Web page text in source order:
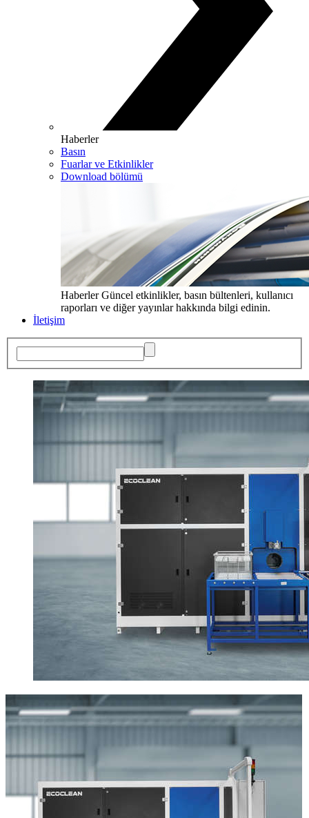
Haberler
Basın
Fuarlar ve Etkinlikler
Download bölümü
HaberlerGüncel etkinlikler, basın bültenleri, kullanıcı
raporları ve diğer yayınlar hakkında bilgi edinin.
İletişim